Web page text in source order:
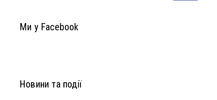
Ми у Facebook
Новини та події